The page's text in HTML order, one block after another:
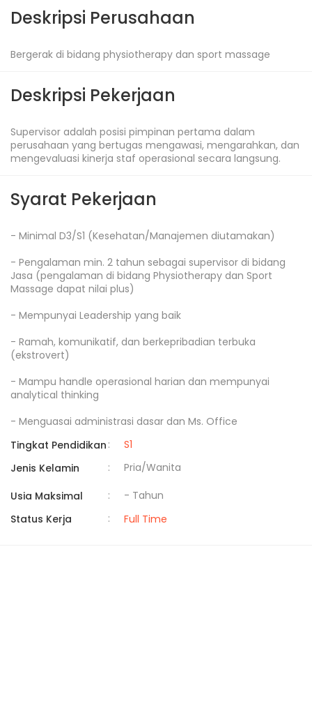
Deskripsi Perusahaan
Bergerak di bidang physiotherapy dan sport massage
Deskripsi Pekerjaan
Supervisor adalah posisi pimpinan pertama dalam
perusahaan yang bertugas mengawasi, mengarahkan, dan
mengevaluasi kinerja staf operasional secara langsung.
Syarat Pekerjaan
- Minimal D3/S1 (Kesehatan/Manajemen diutamakan)
- Pengalaman min. 2 tahun sebagai supervisor di bidang
Jasa (pengalaman di bidang Physiotherapy dan Sport
Massage dapat nilai plus)
- Mempunyai Leadership yang baik
- Ramah, komunikatif, dan berkepribadian terbuka
(ekstrovert)
- Mampu handle operasional harian dan mempunyai
analytical thinking
- Menguasai administrasi dasar dan Ms. Office
Tingkat Pendidikan :
S1
Jenis Kelamin
: Pria/Wanita
Usia Maksimal :
- Tahun
Status Kerja
: Full Time